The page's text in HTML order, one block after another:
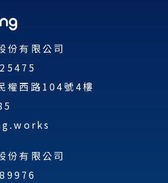
份有限公司
權西路104號4樓
份有限公司